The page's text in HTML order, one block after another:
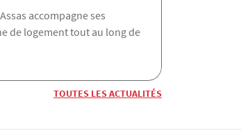
accompagne ses
de logement tout au long de
TOUTES LES ACTUALITÉS